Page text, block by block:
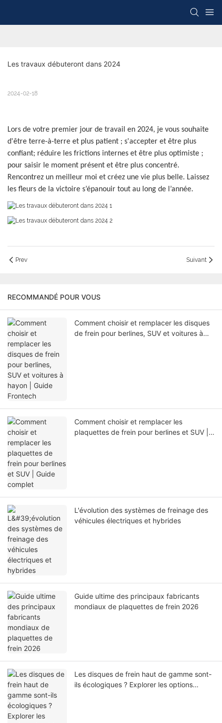
Les travaux débuteront dans 2024
2024-02-18
Lors de votre premier jour de travail en 2024, je vous souhaite
d'être terre-à-terre et plus patient ; s'accepter et être plus
confiant; réduire les frictions internes et être plus optimiste ;
pour saisir le moment présent et être plus concentré.
Rencontrez un meilleur moi et créez une vie plus belle. Laissez
les fleurs de la victoire s’épanouir tout au long de l’année.
Prev Suivant
RECOMMANDÉ POUR VOUS
Comment choisir et remplacer les disques
de frein pour berlines, SUV et voitures à
Comment choisir et remplacer les
plaquettes de frein pour berlines et SUV |
L'évolution des systèmes de freinage des
véhicules électriques et hybrides
Guide ultime des principaux fabricants
mondiaux de plaquettes de frein 2026
Les disques de frein haut de gamme sont-
ils écologiques ? Explorer les options